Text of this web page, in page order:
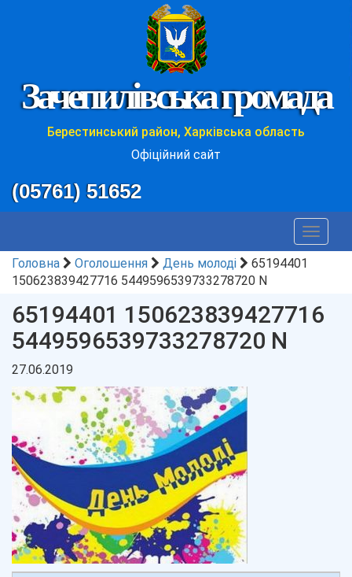
Зачепилівська громада
Берестинський район, Харківська область
Офіційний сайт
(05761) 51652
Toggle
Головна
Оголошення День молоді
65194401
150623839427716 5449596539733278720 N
65194401 150623839427716
5449596539733278720 N
27.06.2019